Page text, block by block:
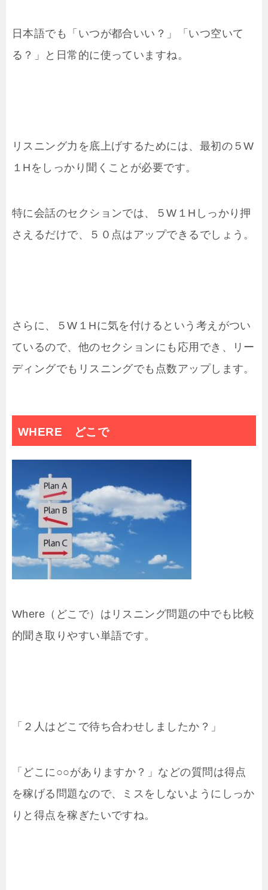
日本語でも「いつが都合いい？」「いつ空いて
る？」と日常的に使っていますね。
リスニング力を底上げするためには、最初の５W
１Hをしっかり聞くことが必要です。
特に会話のセクションでは、５W１Hしっかり押
さえるだけで、５０点はアップできるでしょう。
さらに、５W１Hに気を付けるという考えがつい
ているので、他のセクションにも応用でき、リー
ディングでもリスニングでも点数アップします。
WHERE どこで
Where（どこで）はリスニング問題の中でも比較
的聞き取りやすい単語です。
「２人はどこで待ち合わせしましたか？」
「どこに○○がありますか？」などの質問は得点
を稼げる問題なので、ミスをしないようにしっか
りと得点を稼ぎたいですね。